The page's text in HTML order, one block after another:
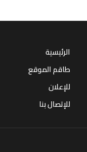
الرئيسية
طاقم الموقع
للإعلان
للإتصال بنا